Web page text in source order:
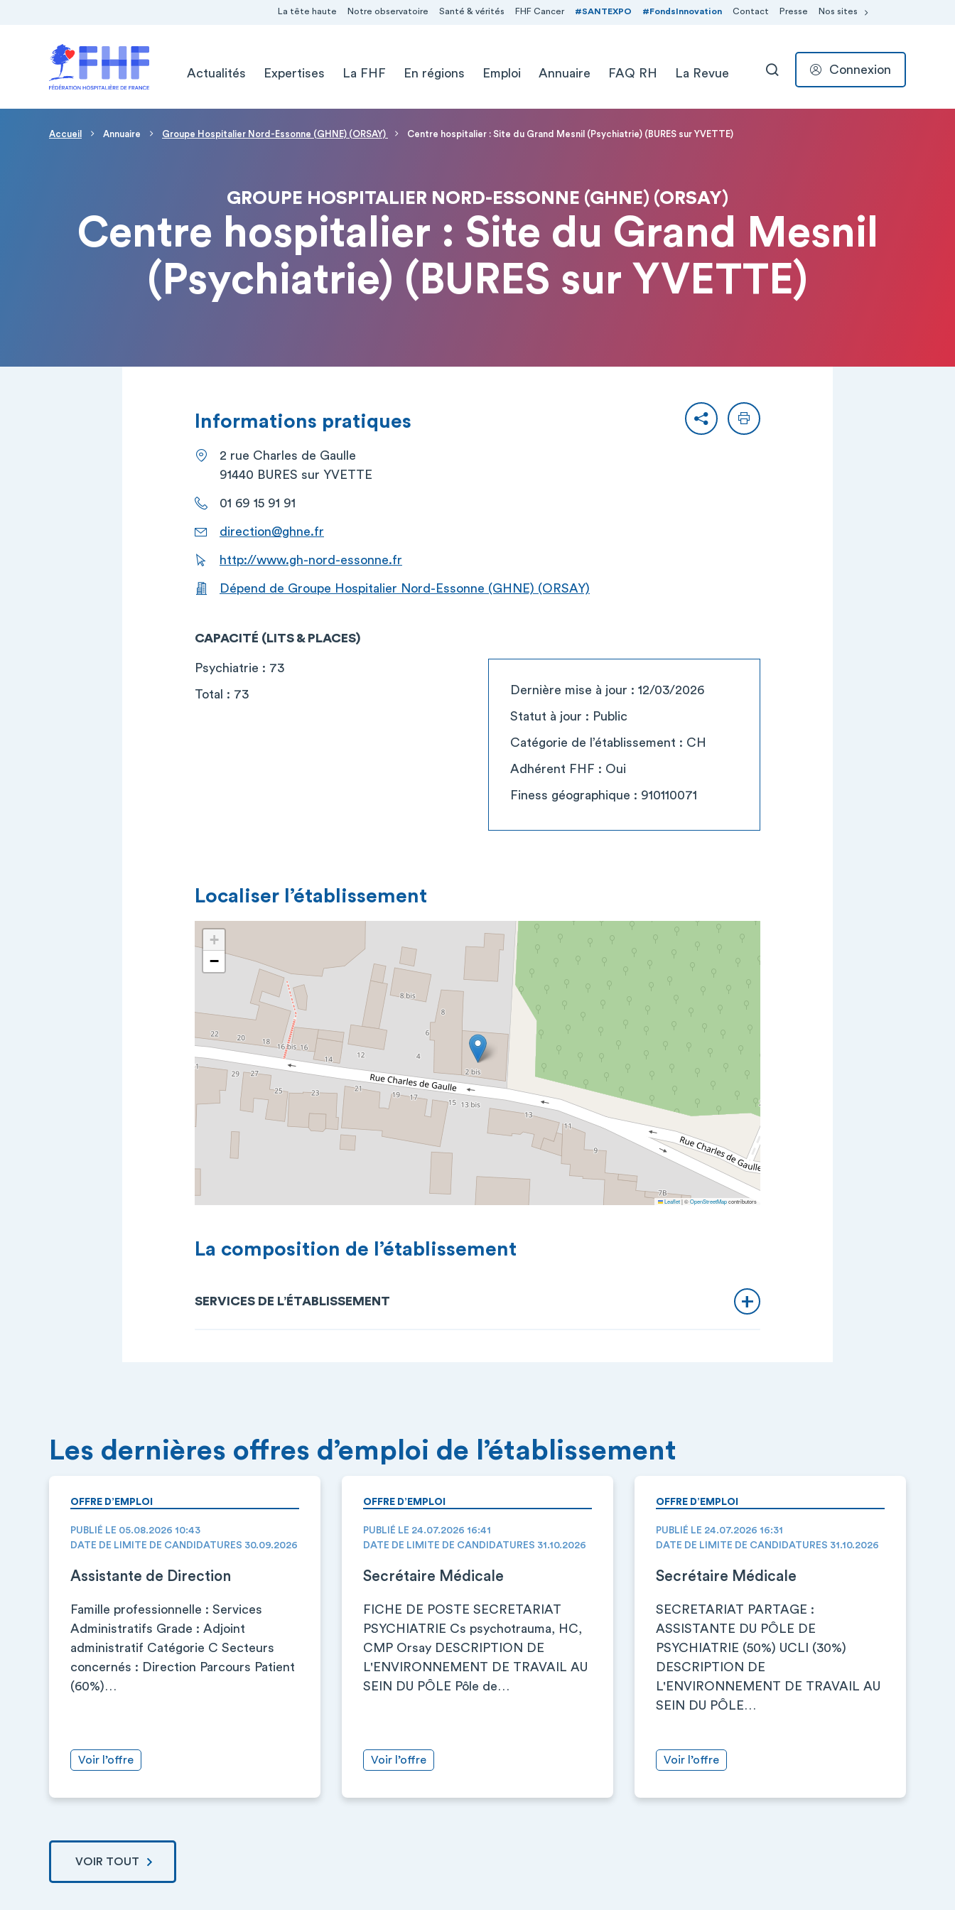
La tête haute Notre observatoire Santé & vérités FHF Cancer #SANTEXPO #FondsInnovation Contact Presse Nos sites
Actualités
Expertises La FHF En régions Emploi Annuaire FAQ RH La Revue RECHERCHER
Connexion
Fil d'Ariane
Accueil Annuaire Groupe Hospitalier Nord-Essonne (GHNE) (ORSAY) Centre hospitalier : Site du Grand Mesnil (Psychiatrie) (BURES sur YVETTE)
GROUPE HOSPITALIER NORD-ESSONNE (GHNE) (ORSAY)
Centre hospitalier : Site du Grand Mesnil
(Psychiatrie) (BURES sur YVETTE)
PartagerImprimer
Informations pratiques
2 rue Charles de Gaulle
91440 BURES sur YVETTE
01 69 15 91 91
direction@ghne.fr
http://www.gh-nord-essonne.fr
Dépend de Groupe Hospitalier Nord-Essonne (GHNE) (ORSAY)
CAPACITÉ (LITS & PLACES)
Psychiatrie : 73
Total : 73 Dernière mise à jour : 12/03/2026
Statut à jour : Public
Catégorie de l’établissement : CH
Adhérent FHF : Oui
Finess géographique : 910110071
Localiser l’établissement
+
−
Leaflet|©OpenStreetMapcontributors
La composition de l’établissement
SERVICES DE L’ÉTABLISSEMENT
Les dernières offres d’emploi de l’établissement
OFFRE D’EMPLOI
PUBLIÉ LE 05.08.2026 10:43
DATE DE LIMITE DE CANDIDATURES 30.09.2026
Assistante de Direction
Famille professionnelle : Services
Administratifs Grade : Adjoint
administratif Catégorie C Secteurs
concernés : Direction Parcours Patient
(60%)…
Voir l’offre
OFFRE D’EMPLOI
PUBLIÉ LE 24.07.2026 16:41
DATE DE LIMITE DE CANDIDATURES 31.10.2026
Secrétaire Médicale
FICHE DE POSTE SECRETARIAT
PSYCHIATRIE Cs psychotrauma, HC,
CMP Orsay DESCRIPTION DE
L'ENVIRONNEMENT DE TRAVAIL AU
SEIN DU PÔLE Pôle de…
Voir l’offre
OFFRE D’EMPLOI
PUBLIÉ LE 24.07.2026 16:31
DATE DE LIMITE DE CANDIDATURES 31.10.2026
Secrétaire Médicale
SECRETARIAT PARTAGE :
ASSISTANTE DU PÔLE DE
PSYCHIATRIE (50%) UCLI (30%)
DESCRIPTION DE
L'ENVIRONNEMENT DE TRAVAIL AU
SEIN DU PÔLE…
Voir l’offre
VOIR TOUT